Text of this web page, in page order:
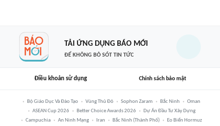
TẢI ỨNG DỤNG BÁO MỚI
ĐỂ KHÔNG BỎ SÓT TIN TỨC
Điều khoản sử dụng Chính sách bảo mật
Bộ Giáo Dục Và Đào Tạo Vùng Thủ Đô Sophon Zaram Bắc Ninh
Oman
ASEAN Cup 2026
Better Choice Awards 2026
Dự Án Đầu Tư Xây Dựng
Campuchia
An Ninh Mạng Iran Bắc Ninh (thành Phố) Eo Biển Hormuz